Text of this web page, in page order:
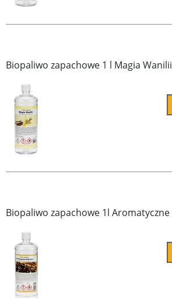
Biopaliwo zapachowe 1 l Magia Wanilii
Biopaliwo zapachowe 1l Aromatyczne